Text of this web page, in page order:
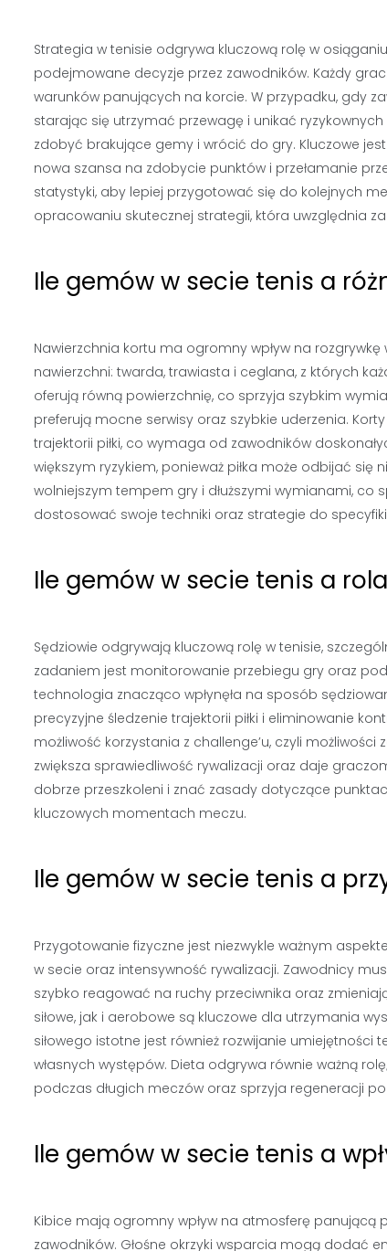
Strategia w tenisie odgrywa kluczową rolę w
podejmowane decyzje przez zawodników. Każdy
warunków panujących na korcie. W przypadku, gdy
starając się utrzymać przewagę i unikać
zdobyć brakujące gemy i wrócić do gry. Kluczowe
nowa szansa na zdobycie punktów i przełamanie
statystyki, aby lepiej przygotować się do kolejnych
opracowaniu skutecznej strategii, która uwzględnia
Ile gemów w secie tenis a
Nawierzchnia kortu ma ogromny wpływ na
nawierzchni: twarda, trawiasta i ceglana, z których
oferują równą powierzchnię, co sprzyja szybkim
preferują mocne serwisy oraz szybkie uderzenia.
trajektorii piłki, co wymaga od zawodników
większym ryzykiem, ponieważ piłka może odbijać
wolniejszym tempem gry i dłuższymi wymianami, co
dostosować swoje techniki oraz strategie do
Ile gemów w secie tenis a
Sędziowie odgrywają kluczową rolę w tenisie,
zadaniem jest monitorowanie przebiegu gry oraz
technologia znacząco wpłynęła na sposób
precyzyjne śledzenie trajektorii piłki i eliminowanie
możliwość korzystania z challenge’u, czyli
zwiększa sprawiedliwość rywalizacji oraz daje
dobrze przeszkoleni i znać zasady dotyczące
kluczowych momentach meczu.
Ile gemów w secie tenis a
Przygotowanie fizyczne jest niezwykle ważnym
w secie oraz intensywność rywalizacji. Zawodnicy
szybko reagować na ruchy przeciwnika oraz
siłowe, jak i aerobowe są kluczowe dla utrzymania
siłowego istotne jest również rozwijanie
własnych występów. Dieta odgrywa równie ważną
podczas długich meczów oraz sprzyja regeneracji
Ile gemów w secie tenis a
Kibice mają ogromny wpływ na atmosferę
zawodników. Głośne okrzyki wsparcia mogą dodać